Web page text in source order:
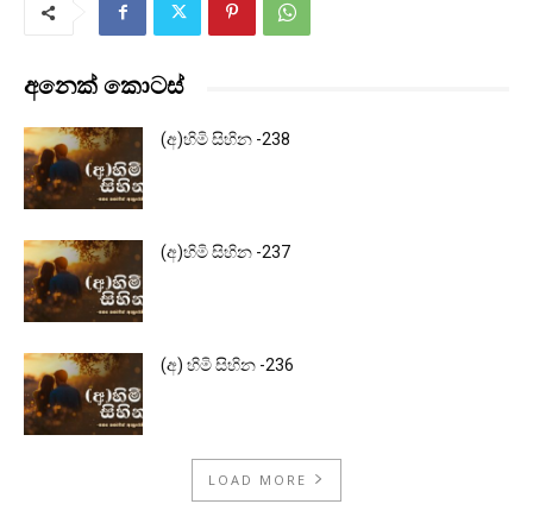
අනෙක් කොටස්
(අ)හිමි සිහින -238
(අ)හිමි සිහින -237
(අ) හිමි සිහින -236
LOAD MORE